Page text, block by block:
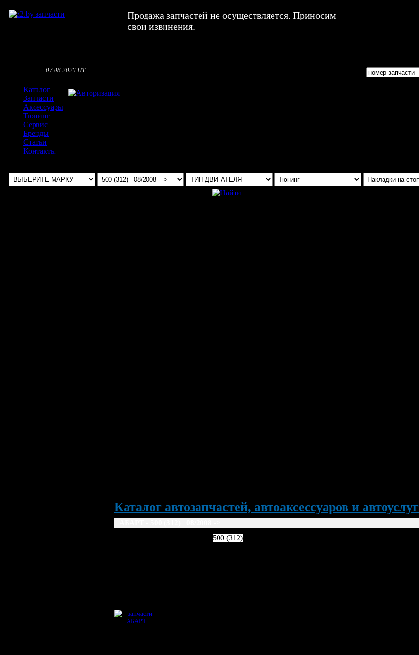
Продажа запчастей не осуществляется. Приносим
свои извинения.
07.08.2026 ПТ
Каталог
Запчасти
Аксессуары
Тюнинг
Сервис
Бренды
Статьи
Контакты
Авторизация
Каталог автозапчастей, автоаксессуаров и автоуслуг
500 (312)